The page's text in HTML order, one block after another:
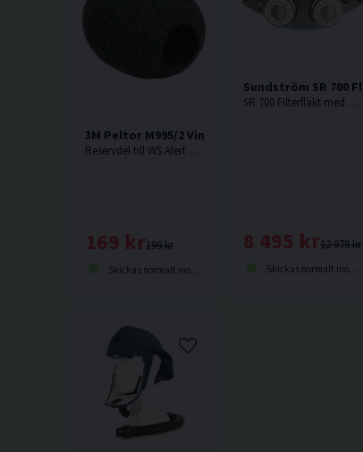
3M Peltor M995/2 Vindskydd
Reservdel till WS Alert XP/XPI. Levereras i 2-pack.
199 kr
169 kr
Skickas normalt inom 2-5 dagar
Sundström SR 700
SR 700 Filterfläkt med standardbatteri.
12 979 kr
8 495 kr
Skickas normalt inom 1-3 dagar